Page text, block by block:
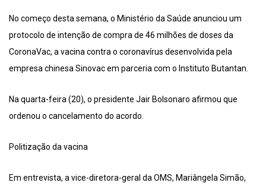
No começo desta semana, o Ministério da Saúde anunciou um
protocolo de intenção de compra de 46 milhões de doses da
CoronaVac, a vacina contra o coronavírus desenvolvida pela
empresa chinesa Sinovac em parceria com o Instituto Butantan.
Na quarta-feira (20), o presidente Jair Bolsonaro afirmou que
ordenou o cancelamento do acordo.
Politização da vacina
Em entrevista, a vice-diretora-geral da OMS, Mariângela Simão,